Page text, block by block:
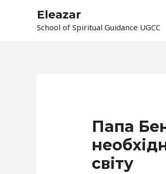
Eleazar
School of Spiritual Guidance UGCC
Папа
світу